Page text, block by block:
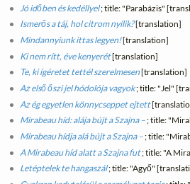
Jó időben és kedéllyel; title: "Parabázis"
Ismerős a táj, hol citrom nyílik?[translation]
Mindannyiunk ittas legyen![translation]
Ki nem rítt, éve kenyerét[translation]
Te, ki ígéretet tettél szerelmesen[translation]
Az első őszi jel hódolója vagyok; title: "Jel"
Az ég egyetlen könnycseppet ejtett
Mirabeau híd: alája bújt a Szajna –; title:
Mirabeau hídja alá bújt a Szajna –; title:
A Mirabeau híd alatt aSzajnafut; title: "A
Letéptelek te hangaszál; title: "Agyő"